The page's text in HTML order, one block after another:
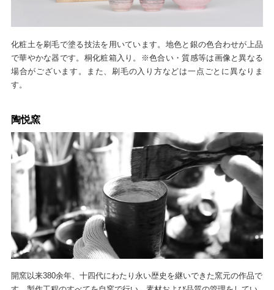
化粧土を刷毛で塗る技法を用いています。地色と銀の色合わせが上品
で華やかな器です。桐化粧箱入り。※色合い・質感等は画像と異なる
場合がございます。また、刷毛の入り方などは一点ごとに異なりま
す。
陶悦窯
開窯以来380余年、十四代にわたり永い歴史を継いできた窯元の作品で